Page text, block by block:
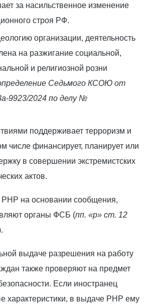
за насильственное изменение
строя РФ.
организации, деятельность
на разжигание социальной,
и религиозной розни
Седьмого КСОЮ от
9923/2024 по делу №
поддерживает терроризм и
числе финансирует, планирует или
в совершении экстремистских
актов.
на основании сообщения,
органы ФСБ (пп. «р» ст. 12
выдаче разрешения на работу
также проверяют на предмет
Если иностранец
характеристики, в выдаче РНР ему